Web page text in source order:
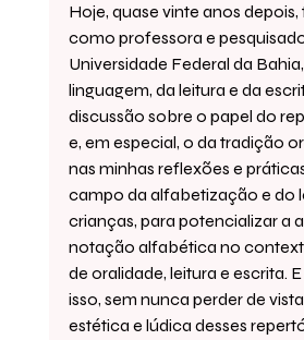
Hoje, quase vinte anos
como professora e
Universidade Federal da
linguagem, da leitura e da
discussão sobre o papel do
e, em especial, o da tradição
nas minhas reflexões e
campo da alfabetização e do
crianças, para potencializar a
notação alfabética no
de oralidade, leitura e escrita.
isso, sem nunca perder de
estética e lúdica desses